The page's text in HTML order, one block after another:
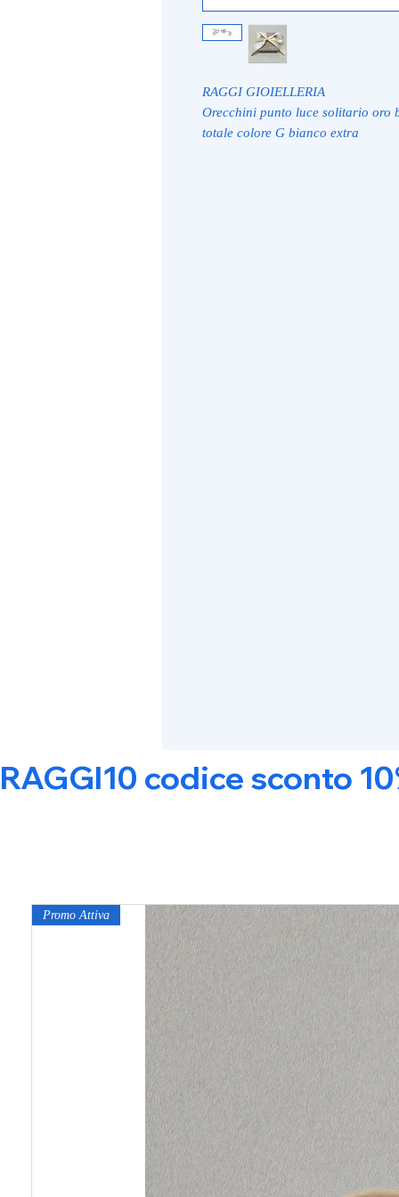
RAGGI GIOIELLERIA
Orecchini punto luce solitario oro
totale colore G bianco extra
RAGGI10 codice sconto
Promo Attiva